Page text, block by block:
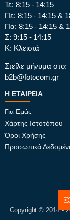
Τε: 8:15 - 14:15
Πε: 8:15 - 14:15 &
Πα: 8:15 - 14:15 &
Σ: 9:15 - 14:15
Κ: Κλειστά
Στείλε μήνυμα στο:
b2b@fotocom.gr
Η ΕΤΑΙΡΕΊΑ
Για Εμάς
Χάρτης Ιστοτόπου
Όροι Χρήσης
Προσωπικά
Copyright © 2014 -